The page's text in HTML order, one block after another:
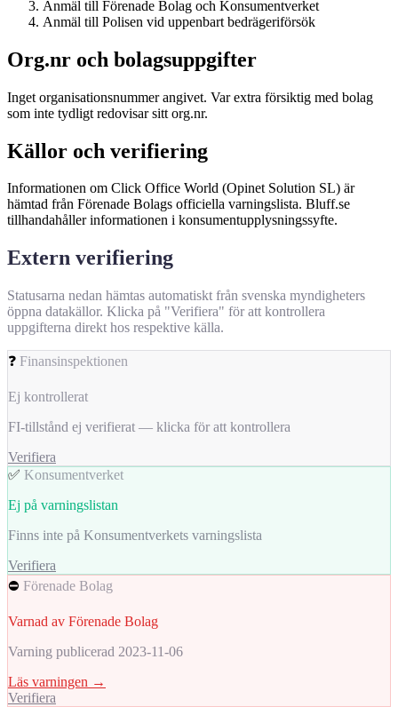
Anmäl till Förenade Bolag och Konsumentverket
Anmäl till Polisen vid uppenbart bedrägeriförsök
Org.nr och bolagsuppgifter
Inget organisationsnummer angivet. Var extra försiktig med bolag
som inte tydligt redovisar sitt org.nr.
Källor och verifiering
Informationen om Click Office World (Opinet Solution SL) är
hämtad från Förenade Bolags officiella varningslista. Bluff.se
tillhandahåller informationen i konsumentupplysningssyfte.
Extern verifiering
Statusarna nedan hämtas automatiskt från svenska myndigheters
öppna datakällor. Klicka på "Verifiera" för att kontrollera
uppgifterna direkt hos respektive källa.
❓ Finansinspektionen
Ej kontrollerat
FI-tillstånd ej verifierat — klicka för att kontrollera
Verifiera
✅ Konsumentverket
Ej på varningslistan
Finns inte på Konsumentverkets varningslista
Verifiera
⛔ Förenade Bolag
Varnad av Förenade Bolag
Varning publicerad 2023-11-06
Läs varningen →
Verifiera